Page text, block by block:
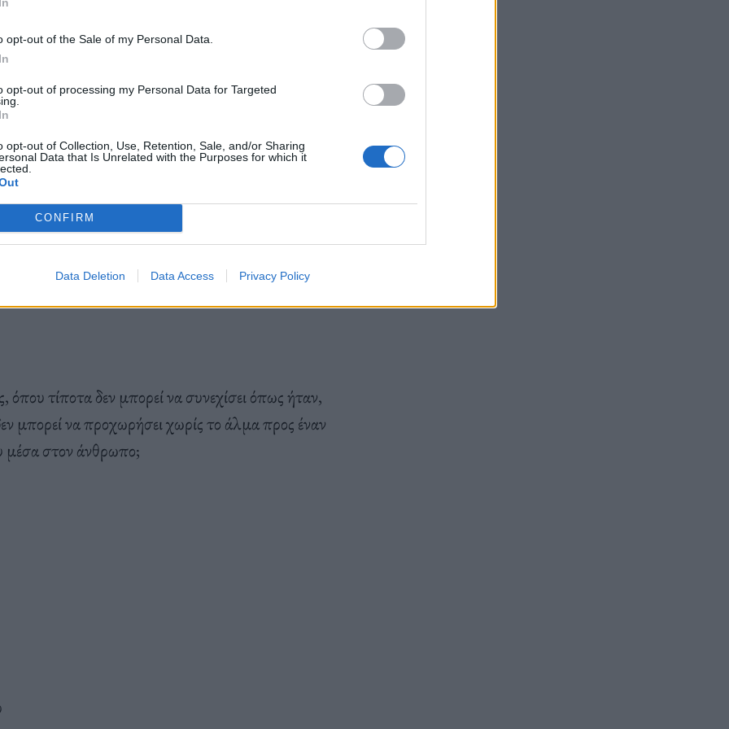
opt-out of the Sale of my Personal Data.
opt-out of processing my Personal Data for Targeted
opt-out of Collection, Use, Retention, Sale, and/or Sharing
Data that Is Unrelated with the Purposes for which it
CONFIRM
Data Deletion Data Access Privacy Policy
σε καιρούς που ένας ολόκληρος κόσμος είναι
να δείχνει τις πρώτες σπίθες της γέννησης του.
δαιδαλώδη ερωτήματα για την ανθρώπινη
Τσέχωφ βλέπουμε τη σύγκρουση ύπαρξης και
διαστρέφει την επιθυμία,
των προσώπων. Το ερώτημα “Ποιος είμαι; Τι
ως ψίθυρο, ακούγεται εκκωφαντικά και αφορά
όπου τίποτα δεν μπορεί να συνεχίσει όπως ήταν,
μπορεί να προχωρήσει χωρίς το άλμα προς έναν
μέσα στον άνθρωπο;